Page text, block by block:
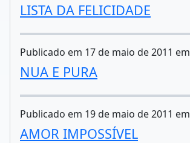
LISTA DA FELICIDADE
Publicado em 17 de maio de 2011 em
NUA E PURA
Publicado em 19 de maio de 2011 em
AMOR IMPOSSÍVEL